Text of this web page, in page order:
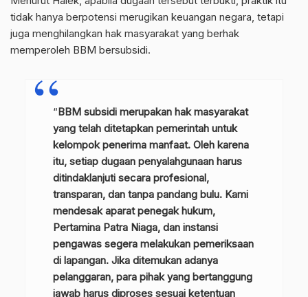
tidak hanya berpotensi merugikan keuangan negara, tetapi
juga menghilangkan hak masyarakat yang berhak
memperoleh BBM bersubsidi.
“BBM subsidi merupakan hak masyarakat
yang telah ditetapkan pemerintah untuk
kelompok penerima manfaat. Oleh karena
itu, setiap dugaan penyalahgunaan harus
ditindaklanjuti secara profesional,
transparan, dan tanpa pandang bulu. Kami
mendesak aparat penegak hukum,
Pertamina Patra Niaga, dan instansi
pengawas segera melakukan pemeriksaan
di lapangan. Jika ditemukan adanya
pelanggaran, para pihak yang bertanggung
jawab harus diproses sesuai ketentuan